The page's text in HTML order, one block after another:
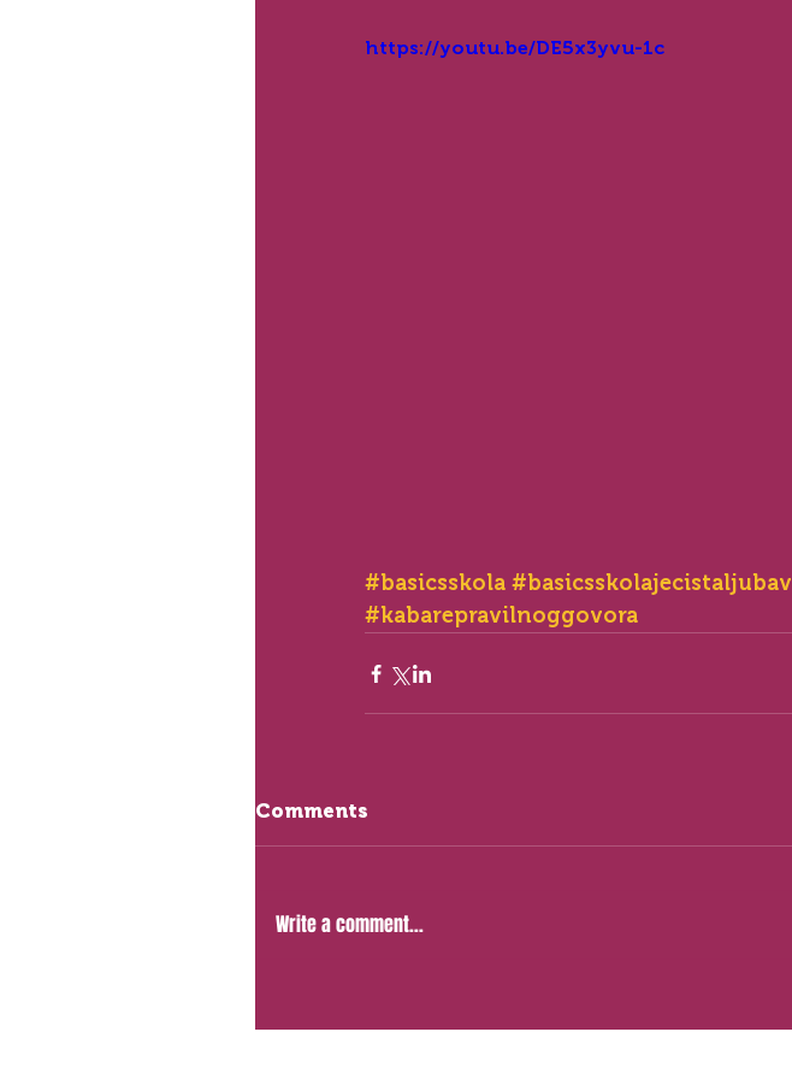
https://youtu.be/DE5x3yvu-1c
#basicsskola #basicsskolajecistaljubav
#kabarepravilnoggovora
Comments
Write a comment...